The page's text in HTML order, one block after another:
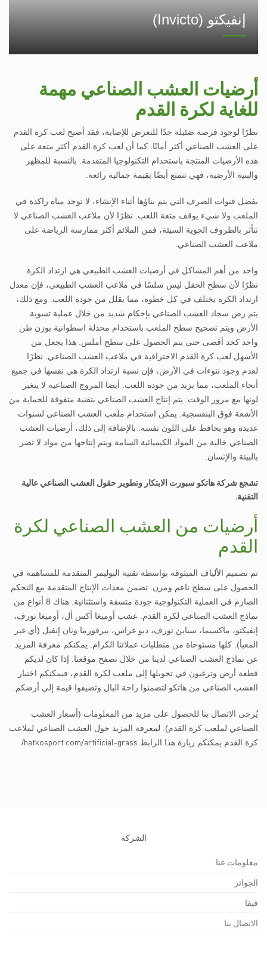
إنفيكتو (Invicto)
أرضيات العشب الصناعي مهمة
للغاية لكرة القدم
نظرًا لوجود فرصة ضئيلة جدًا للتعرض للإصابة، فقد أصبح لعب كرة القدم
على العشب الصناعي أكثر أمانًا. كما أن لعب كرة القدم أكثر متعة على
هذه الأرضيات المنتجة باستخدام التكنولوجيا المتقدمة. بالنسبة للمظهر
والبنية الأرضية، فهي تتمتع أيضًا بقيمة جمالية رائعة.
بفضل قنوات الصرف التي يتم بناؤها أثناء الإنشاء، لا توجد مياه راكدة في
الملعب ولا شيء يوقف متعة اللعب. نظرًا لأن ملاعب العشب الصناعي لا
تتأثر بالظروف الجوية السيئة، فمن الملائم أكثر ممارسة الرياضة على
ملاعب العشب الصناعي.
واحد من أهم المشاكل في أرضيات العشب الطبيعي هي ارتداد الكرة.
نظرًا لأن سطح الحقل ليس سلسًا في ملاعب العشب الطبيعي، فإن معدل
ارتداد الكرة يختلف في كل خطوة، مما يقلل من جودة اللعب. ومع ذلك،
يتم رص سجاد العشب الصناعي بإحكام شديد من خلال عملية تسوية
الأرض ويتم تصحيح سطح الملعب باستخدام محدلة اسطوانية بوزن طن
واحد كحد أقصى حتى يتم الحصول على سطح أملس. هذا يجعل من
الأسهل لعب كرة القدم الاحترافية في ملاعب العشب الصناعي. نظرًا
لعدم وجود نتوءات في الأرض، فإن نسبة ارتداد الكرة هي نفسها في جميع
أنحاء الملعب، مما يزيد من جودة اللعب. أيضا المروج الصناعية لا يتغير
لونها مع مرور الوقت. يتم إنتاج العشب الصناعي بتقنية متفوقة للحماية من
الأشعة فوق البنفسجية. يمكن استخدام ملعب العشب الصناعي لسنوات
عديدة وهو يحافظ على اللون نفسه. بالإضافة إلى ذلك، أرضيات العشب
الصناعي خالية من المواد الكيميائية السامة ويتم إنتاجها من مواد لا تضر
بالبيئة والإنسان.
تشجع شركة هاتكو سبورت الابتكار وتطوير حقول العشب الصناعي عالية
التقنية.
أرضيات من العشب الصناعي لكرة
القدم
تم تصميم الألياف المبثوقة بواسطة تقنية البوليمر المتقدمة للمساهمة في
الحصول على سطح ناعم ومرن. تضمن معدات الإنتاج المتقدمة مع التحكم
الصارم في العملية التكنولوجية جودة متسقة واستثنائية. هناك 8 أنواع من
نماذج العشب الصناعي لكرة القدم. عشب أوميغا أكس أل، أوميغا تورف،
إنفيكتو، ماكسيما، سباين تورف، ديو غراس، بيرفورما ونان إنفيل (أي غير
المعبأ) . كلها مستوحاة من متطلبات عملائنا الكرام. يمكنكم معرفة المزيد
عن نماذج العشب الصناعي لدينا من خلال تصفح موقعنا. إذا كان لديكم
قطعة أرض وترغبون في تحويلها إلى ملعب لكرة القدم، فيمكنكم اختيار
العشب الصناعي من هاتكو لتضمنوا راحة البال وتضيفوا قيمة إلى أرضكم.
يُرجى الاتصال بنا للحصول على مزيد من المعلومات (أسعار العشب
الصناعي لملعب كرة القدم). لمعرفة المزيد حول العشب الصناعي لملاعب
كرة القدم يمكنكم زيارة هذا الرابط hatkosport.com/artificial-grass
/
الشركة
معلومات عنا
الجوائز
فيفا
الاتصال بنا